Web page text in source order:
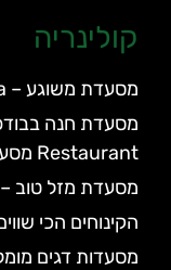
קולינריה
מסעדת משוגע – Meshuga בבודפשט
Restaurant מסעדה כשרה
מסעדת מזל טוב – Mazal Tov בבודפשט
הקינוחים הכי
מסעדות דגים